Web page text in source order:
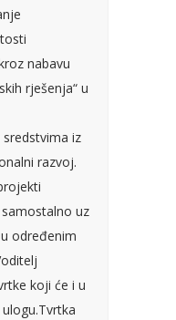
nabavu
rješenja“ u
iz
razvoj.
uz
određenim
koji će i u